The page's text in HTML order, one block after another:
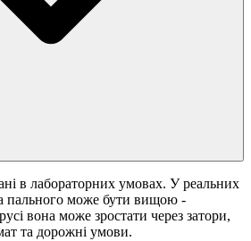
в лабораторних умовах. У реальних
пального може бути вищою -
вона може зростати через затори,
та дорожні умови.